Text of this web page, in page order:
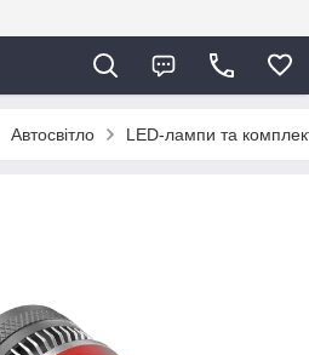
Автосвітло LED-лампи та